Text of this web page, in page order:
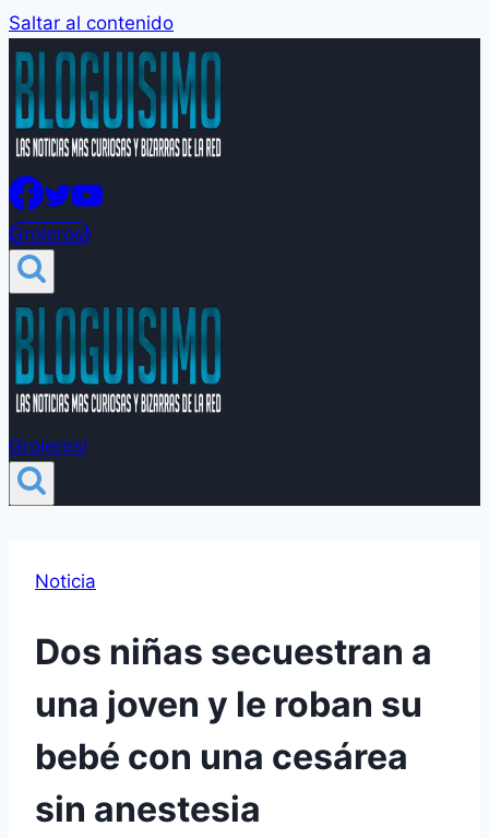
Saltar al contenido
Groleros!
Groleros!
Noticia
Dos niñas secuestran a
una joven y le roban su
bebé con una cesárea
sin anestesia